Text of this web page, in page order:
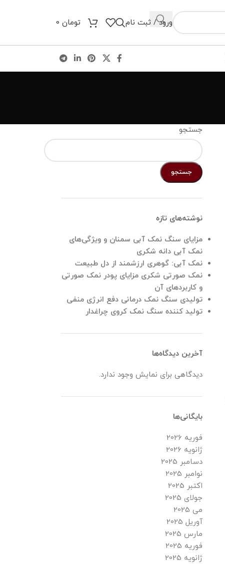
ورود / ثبت نام تومان
جستجو
جستجو
نوشته‌های تازه
مزایای سنگ نمک آبی سمنان و ویژگی‌های
نمک آبی دانه شکری
نمک آبی: گوهری ارزشمند از دل طبیعت
نمک صورتی شکری مزایای پودر نمک صورتی
و کاربردهای آن
تولیدی سنگ نمک درمانی دفع انرژی منفی
تولید کننده سنگ نمک کروی چراغدار
آخرین دیدگاه‌ها
دیدگاهی برای نمایش وجود ندارد.
بایگانی‌ها
فوریه 2026
ژانویه 2026
دسامبر 2025
نوامبر 2025
اکتبر 2025
جولای 2025
می 2025
آوریل 2025
مارس 2025
فوریه 2025
ژانویه 2025